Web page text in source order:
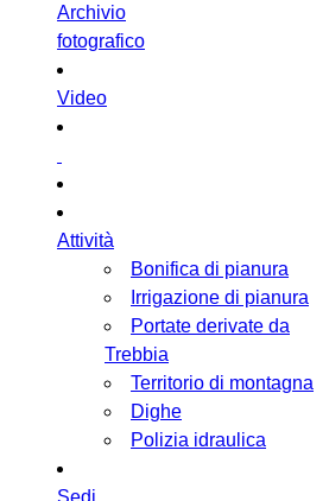
Archivio
fotografico
Video
Attività
Bonifica di pianura
Irrigazione di pianura
Portate derivate da
Trebbia
Territorio di montagna
Dighe
Polizia idraulica
Sedi